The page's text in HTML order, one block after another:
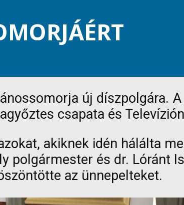
új díszpolgára.
csapata és
akiknek idén hálálta
polgármester és dr. Lóránt
az ünnepelteket.